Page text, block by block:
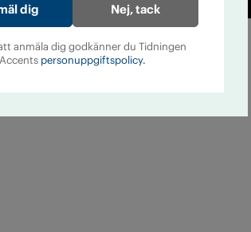
Nej, tack
anmäla dig godkänner du Tidningen
Accents personuppgiftspolicy.